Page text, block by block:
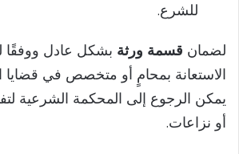
للشرع.
لضمان قسمة ورثة بشكل عادل
الاستعانة بمحامٍ أو متخصص في قضايا
يمكن الرجوع إلى المحكمة الشرعية
أو نزاعات.